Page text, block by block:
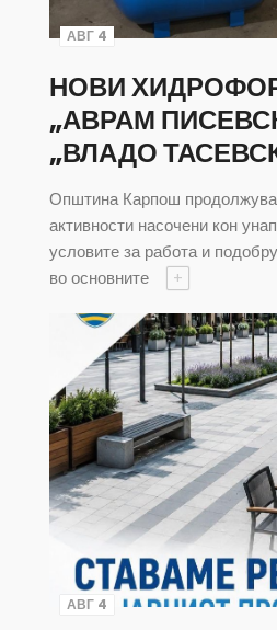
АВГ 4
НОВИ
„АВРАМ
„ВЛАДО
Општина Карпош продолжува
активности насочени кон
условите за работа и
во основните
+
АВГ 4